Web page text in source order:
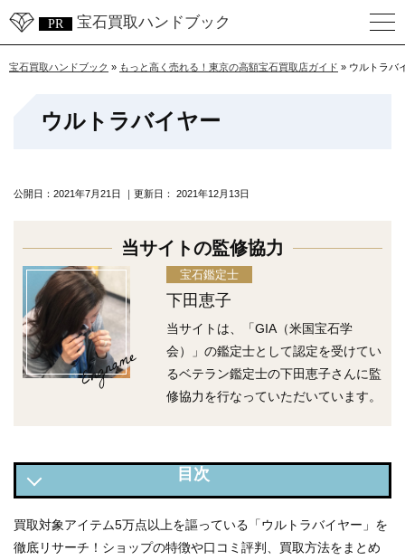
宝石買取ハンドブック
宝石買取ハンドブック » もっと高く売れる！東京の高額宝石買取店ガイド » ウルトラバ
ウルトラバイヤー
公開日： 2021年7月21日 ｜更新日： 2021年12月13日
当サイトの監修協力
Engname
宝石鑑定士
下田恵子
当サイトは、「GIA（米国宝石学
会）」の鑑定士として認定を受けてい
るベテラン鑑定士の下田恵子さんに監
修協力を行なっていただいています。
ウルトラバイヤーの特徴
ウルトラバイヤーの買取対象商品・買取方法
買取対象アイテム5万点以上を謳っている「ウルトラバイヤー」を
徹底リサーチ！ショップの特徴や口コミ評判、買取方法をまとめ